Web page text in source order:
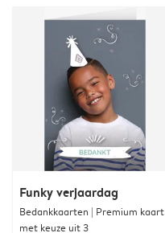
Funky verjaardag
Bedankkaarten | Premium kaart
met keuze uit 3